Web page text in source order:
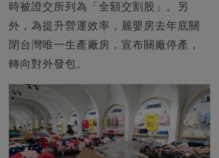
時被證交所列為「全額交割股」。另
外，為提升營運效率，麗嬰房去年底關
閉台灣唯一生產廠房，宣布關廠停產，
轉向對外發包。